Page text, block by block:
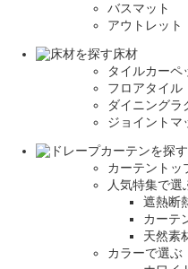
バスマット
アウトレット
床材
タイルカーペ
フロアタイル
ダイニングラ
ジョイントマ
カーテントッ
人気特集で選
遮熱断
カーテ
天然素
カラーで選ぶ